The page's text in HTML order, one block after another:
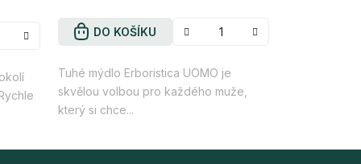
5,0
5
hvězdiček.
DO KOŠÍKU
Tuhé mýdlo Erboristica UOMO je
skvělou volbou pro každého muže,
který si chce...